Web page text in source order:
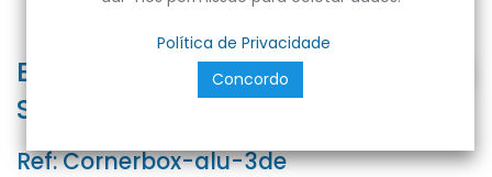
Bloco tomada canto Alumínio 3x
Schucko, cabo de 1,8m
Ref:Cornerbox-alu-3de
Política de Privacidade
Concordo